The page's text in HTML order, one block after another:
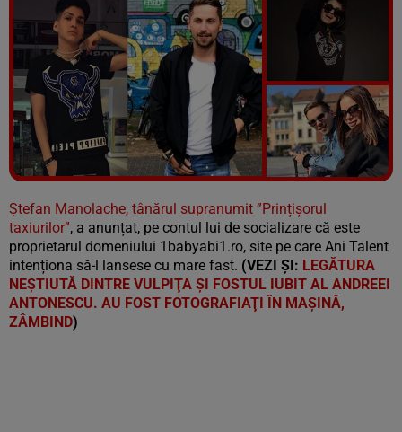
Vezi galeria foto
7 poze
Ștefan Manolache, tânărul supranumit ”Prințișorul
taxiurilor”, a anunțat, pe contul lui de socializare că este
proprietarul domeniului 1babyabi1.ro, site pe care Ani Talent
intenționa să-l lansese cu mare fast. (VEZI ȘI: LEGĂTURA
NEŞTIUTĂ DINTRE VULPIŢA ŞI FOSTUL IUBIT AL ANDREEI
ANTONESCU. AU FOST FOTOGRAFIAŢI ÎN MAŞINĂ,
ZÂMBIND)